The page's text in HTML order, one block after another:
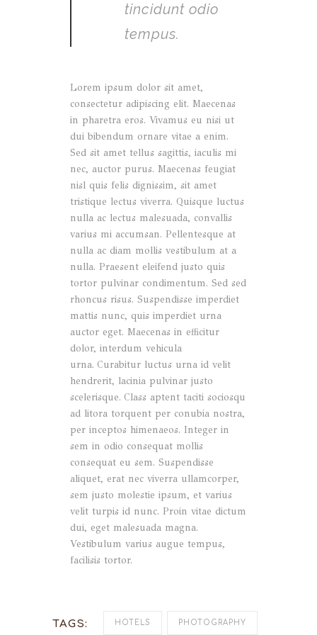
tincidunt odio
tempus.
Lorem ipsum dolor sit amet,
consectetur adipiscing elit. Maecenas
in pharetra eros. Vivamus eu nisi ut
dui bibendum ornare vitae a enim.
Sed sit amet tellus sagittis, iaculis mi
nec, auctor purus. Maecenas feugiat
nisl quis felis dignissim, sit amet
tristique lectus viverra. Quisque luctus
nulla ac lectus malesuada, convallis
varius mi accumsan. Pellentesque at
nulla ac diam mollis vestibulum at a
nulla. Praesent eleifend justo quis
tortor pulvinar condimentum. Sed sed
rhoncus risus. Suspendisse imperdiet
mattis nunc, quis imperdiet urna
auctor eget. Maecenas in efficitur
dolor, interdum vehicula
urna. Curabitur luctus urna id velit
hendrerit, lacinia pulvinar justo
scelerisque. Class aptent taciti sociosqu
ad litora torquent per conubia nostra,
per inceptos himenaeos. Integer in
sem in odio consequat mollis
consequat eu sem. Suspendisse
aliquet, erat nec viverra ullamcorper,
sem justo molestie ipsum, et varius
velit turpis id nunc. Proin vitae dictum
dui, eget malesuada magna.
Vestibulum varius augue tempus,
facilisis tortor.
TAGS: HOTELS PHOTOGRAPHY